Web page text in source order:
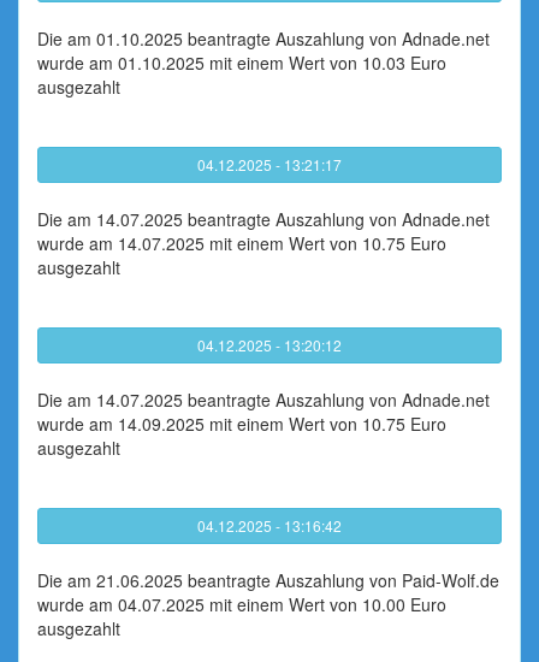
Die am 01.10.2025 beantragte Auszahlung von Adnade.net
wurde am 01.10.2025 mit einem Wert von 10.03 Euro
ausgezahlt
04.12.2025 - 13:21:17
Die am 14.07.2025 beantragte Auszahlung von Adnade.net
wurde am 14.07.2025 mit einem Wert von 10.75 Euro
ausgezahlt
04.12.2025 - 13:20:12
Die am 14.07.2025 beantragte Auszahlung von Adnade.net
wurde am 14.09.2025 mit einem Wert von 10.75 Euro
ausgezahlt
04.12.2025 - 13:16:42
Die am 21.06.2025 beantragte Auszahlung von Paid-Wolf.de
wurde am 04.07.2025 mit einem Wert von 10.00 Euro
ausgezahlt